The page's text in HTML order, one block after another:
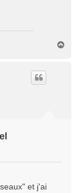
et j'ai